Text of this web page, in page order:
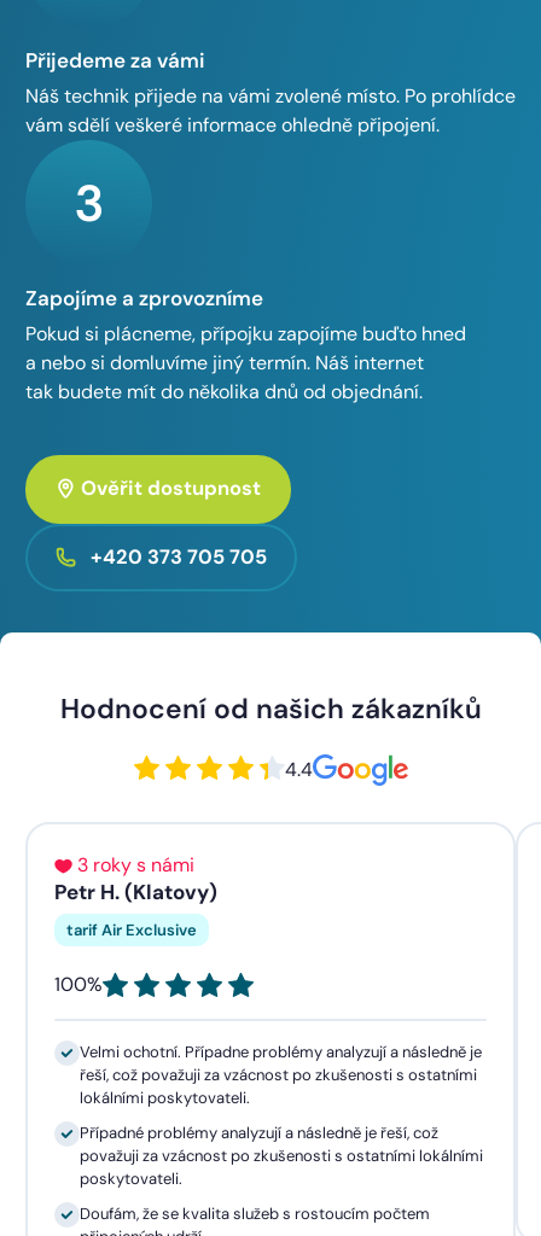
Přijedeme za vámi
Náš technik přijede na vámi zvolené místo. Po prohlídce
vám sdělí veškeré informace ohledně připojení.
3
Zapojíme a zprovozníme
Pokud si plácneme, přípojku zapojíme buďto hned
a nebo si domluvíme jiný termín. Náš internet
tak budete mít do několika dnů od objednání.
Ověřit dostupnost
+420 373 705 705
Hodnocení od našich zákazníků
4.4
3 roky s námi
Petr H. (Klatovy)
tarif Air Exclusive
100%
Velmi ochotní. Případne problémy analyzují a následně je
řeší, což považuji za vzácnost po zkušenosti s ostatními
lokálními poskytovateli.
Případné problémy analyzují a následně je řeší, což
považuji za vzácnost po zkušenosti s ostatními lokálními
poskytovateli.
Doufám, že se kvalita služeb s rostoucím počtem